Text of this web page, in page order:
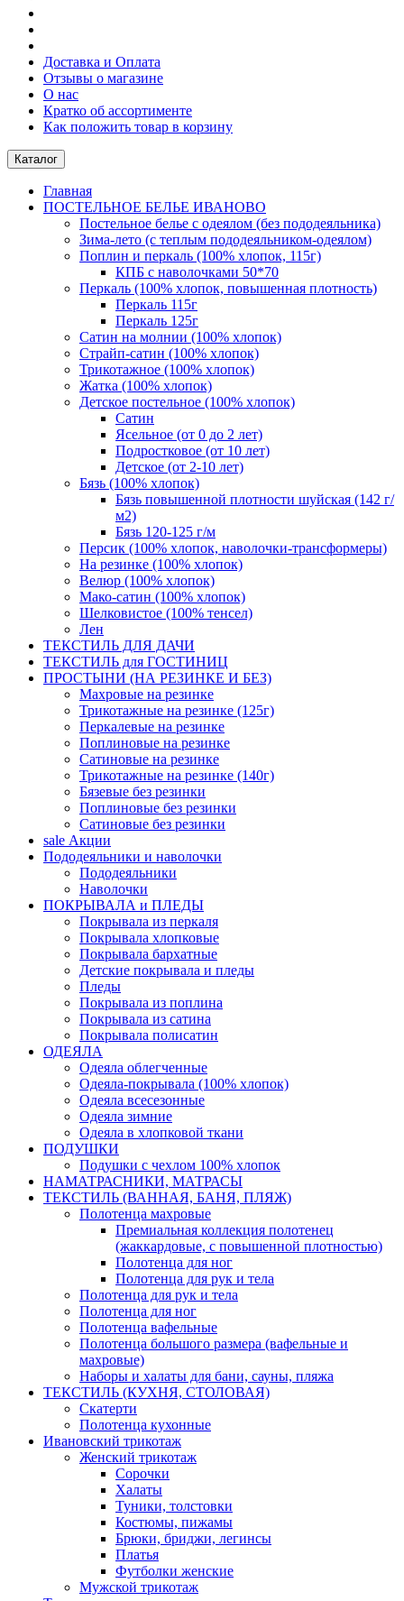
Доставка и Оплата
Отзывы о магазине
О нас
Кратко об ассортименте
Как положить товар в корзину
Каталог
Главная
ПОСТЕЛЬНОE БЕЛЬE ИВАНОВО
Постельное белье с одеялом (без пододеяльника)
Зима-лето (с теплым пододеяльником-одеялом)
Поплин и перкаль (100% хлопок, 115г)
КПБ с наволочками 50*70
Перкаль (100% хлопок, повышенная плотность)
Перкаль 115г
Перкаль 125г
Сатин на молнии (100% хлопок)
Страйп-сатин (100% хлопок)
Трикотажное (100% хлопок)
Жатка (100% хлопок)
Детское постельное (100% хлопок)
Сатин
Ясельное (от 0 до 2 лет)
Подростковое (от 10 лет)
Детское (от 2-10 лет)
Бязь (100% хлопок)
Бязь повышенной плотности шуйская (142 г/
м2)
Бязь 120-125 г/м
Персик (100% хлопок, наволочки-трансформеры)
На резинке (100% хлопок)
Велюр (100% хлопок)
Мако-сатин (100% хлопок)
Шелковистое (100% тенсел)
Лен
ТЕКСТИЛЬ ДЛЯ ДАЧИ
ТЕКСТИЛЬ для ГОСТИНИЦ
ПРОСТЫНИ (НА РЕЗИНКЕ И БЕЗ)
Махровые на резинке
Трикотажные на резинке (125г)
Перкалевые на резинке
Поплиновые на резинке
Сатиновые на резинке
Трикотажные на резинке (140г)
Бязевые без резинки
Поплиновые без резинки
Сатиновые без резинки
sale Акции
Пододеяльники и наволочки
Пододеяльники
Наволочки
ПОКРЫВАЛА и ПЛЕДЫ
Покрывала из перкаля
Покрывала хлопковые
Покрывала бархатные
Детские покрывала и пледы
Пледы
Покрывала из поплина
Покрывала из сатина
Покрывала полисатин
ОДЕЯЛА
Одеяла облегченные
Одеяла-покрывала (100% хлопок)
Одеяла всесезонные
Одеяла зимние
Одеяла в хлопковой ткани
ПОДУШКИ
Подушки с чехлом 100% хлопок
НАМАТРАСНИКИ, МАТРАСЫ
ТЕКСТИЛЬ (ВАННАЯ, БАНЯ, ПЛЯЖ)
Полотенца махровые
Премиальная коллекция полотенец
(жаккардовые, с повышенной плотностью)
Полотенца для ног
Полотенца для рук и тела
Полотенца для рук и тела
Полотенца для ног
Полотенца вафельные
Полотенца большого размера (вафельные и
махровые)
Наборы и халаты для бани, сауны, пляжа
ТЕКСТИЛЬ (КУХНЯ, СТОЛОВАЯ)
Скатерти
Полотенца кухонные
Ивановский трикотаж
Женский трикотаж
Сорочки
Халаты
Туники, толстовки
Костюмы, пижамы
Брюки, бриджи, легинсы
Платья
Футболки женские
Мужской трикотаж